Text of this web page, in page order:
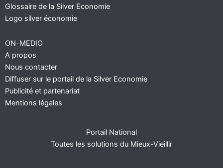
Glossaire de la Silver Economie
Logo silver économie
ON-MEDIO
A propos
Nous contacter
Diffuser sur le portail de la Silver Economie
Publicité et partenariat
Mentions légales
Portail National
Toutes les solutions du Mieux-Vieillir